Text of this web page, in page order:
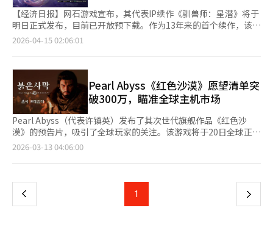
【经济日报】网石游戏宣布，其代表IP续作《驯兽师：星潜》将于
明日正式发布，目前已开放预下载。作为13年来的首个续作，该游
戏的市场表现被视为网石新作战略和全球竞争力的关键。14日，网
10点正式上线。为庆祝发布，游戏将推出多项活动，包括“与猫咪
的冒险”、怪物捕捉及挑战任务等，用户可通过这些活动获得奖
励。此外，还将进行“女仆与三叶草旅馆”角色活动。该作品是
2013年发布的《驯兽师》的续作，采用虚幻引擎5，具有三人实时
战斗和怪物捕捉系统。游戏在保持原有RPG结构的同时，增强了动
作性和单人游戏体验。游戏设计降低了付费负担，减少了角色获取
的付费结构，提升了用户可及性。网石怪物代表金健表示，游戏难
度分级但奖励差异不大，旨在减少用户的付费疲劳。全球市场是本
次作品的主要战略之一。网石在日本和北美等地进行了封闭测试，
形式发布，并计划未来扩展至主机平台。网石计划在中国和越南以
外的全球市场同步发布，重点在于提升游戏完成度和用户体验，以
2026-04-15 02:06:01
Pearl Abyss《红色沙漠》愿望清单突
破300万，瞄准全球主机市场
Pearl Abyss（代表许镇英）发布了其次世代旗舰作品《红色沙
漠》的预告片，吸引了全球玩家的关注。该游戏将于20日全球正式
发布，目前愿望清单已突破300万，显示出良好的市场前景。《红
震撼的画面和真实的开放世界体验。这不仅是新作的发布，更是韩
《黑色沙漠》后十年推出的次世代大作。游戏在经历多次延期和期
待后，最终以开放世界动作冒险的形式面世，标志着公司从传统的
2026-03-13 04:06:00
上
页
1 下